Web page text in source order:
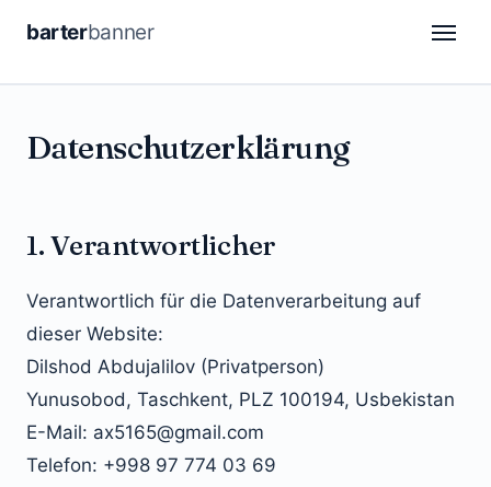
barterbanner
DSP
Automation
Retail Media
Analytics
DE
Datenschutzerklärung
1. Verantwortlicher
Verantwortlich für die Datenverarbeitung auf
dieser Website:
Dilshod Abdujalilov (Privatperson)
Yunusobod, Taschkent, PLZ 100194, Usbekistan
E-Mail: ax5165@gmail.com
Telefon: +998 97 774 03 69